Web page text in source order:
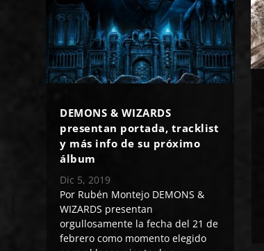
DEMONS & WIZARDS
presentan portada, tracklist
y más info de su próximo
álbum
Dic 5, 2019
Por Rubén Montejo DEMONS &
WIZARDS presentan
orgullosamente la fecha del 21 de
febrero como momento elegido